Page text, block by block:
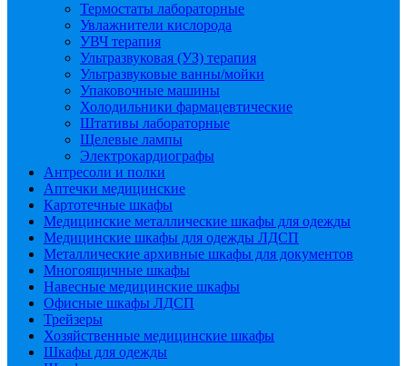
Термостаты лабораторные
Увлажнители кислорода
УВЧ терапия
Ультразвуковая (УЗ) терапия
Ультразвуковые ванны/мойки
Упаковочные машины
Холодильники фармацевтические
Штативы лабораторные
Щелевые лампы
Электрокардиографы
Антресоли и полки
Аптечки медицинские
Картотечные шкафы
Медицинские металлические шкафы для одежды
Медицинские шкафы для одежды ЛДСП
Металлические архивные шкафы для документов
Многоящичные шкафы
Навесные медицинские шкафы
Офисные шкафы ЛДСП
Трейзеры
Хозяйственные медицинские шкафы
Шкафы для одежды